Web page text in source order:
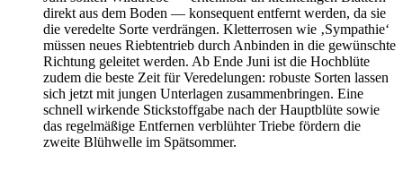
direkt aus dem Boden — konsequent entfernt werden, da sie
die veredelte Sorte verdrängen. Kletterrosen wie ‚Sympathie‘
müssen neues Riebtentrieb durch Anbinden in die gewünschte
Richtung geleitet werden. Ab Ende Juni ist die Hochblüte
zudem die beste Zeit für Veredelungen: robuste Sorten lassen
sich jetzt mit jungen Unterlagen zusammenbringen. Eine
schnell wirkende Stickstoffgabe nach der Hauptblüte sowie
das regelmäßige Entfernen verblühter Triebe fördern die
zweite Blühwelle im Spätsommer.